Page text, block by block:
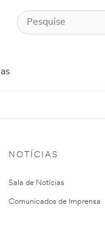
NOTÍCIAS
Sala de Notícias
Comunicados de Imprensa